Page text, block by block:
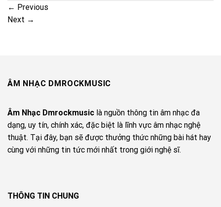
← Previous
Next →
ÂM NHẠC DMROCKMUSIC
Âm Nhạc Dmrockmusic là nguồn thông tin âm nhạc đa
dạng, uy tín, chính xác, đặc biệt là lĩnh vực âm nhạc nghệ
thuật. Tại đây, bạn sẽ được thưởng thức những bài hát hay
cùng với những tin tức mới nhất trong giới nghệ sĩ.
THÔNG TIN CHUNG